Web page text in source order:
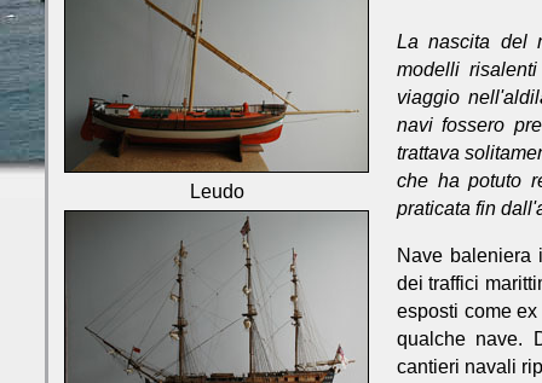
Leudo
La nascita del
modelli
viaggio
navi fossero
trattava
che ha potuto
praticata fin
Nave
dei traffici
esposti come
qualche nave.
cantieri navali